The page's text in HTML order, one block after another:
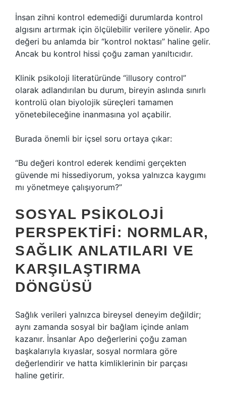
İnsan zihni kontrol edemediği durumlarda kontrol
algısını artırmak için ölçülebilir verilere yönelir. Apo
değeri bu anlamda bir “kontrol noktası” haline gelir.
Ancak bu kontrol hissi çoğu zaman yanıltıcıdır.
Klinik psikoloji literatüründe “illusory control”
olarak adlandırılan bu durum, bireyin aslında sınırlı
kontrolü olan biyolojik süreçleri tamamen
yönetebileceğine inanmasına yol açabilir.
Burada önemli bir içsel soru ortaya çıkar:
“Bu değeri kontrol ederek kendimi gerçekten
güvende mi hissediyorum, yoksa yalnızca kaygımı
mı yönetmeye çalışıyorum?”
SOSYAL PSIKOLOJI
PERSPEKTIFI: NORMLAR,
SAĞLIK ANLATILARI VE
KARŞILAŞTIRMA
DÖNGÜSÜ
Sağlık verileri yalnızca bireysel deneyim değildir;
aynı zamanda sosyal bir bağlam içinde anlam
kazanır. İnsanlar Apo değerlerini çoğu zaman
başkalarıyla kıyaslar, sosyal normlara göre
değerlendirir ve hatta kimliklerinin bir parçası
haline getirir.